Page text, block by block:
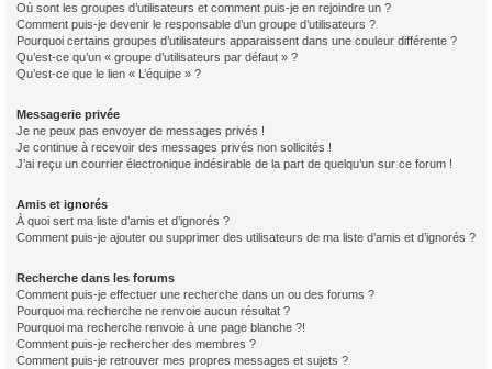
Où sont les groupes d’utilisateurs et comment puis-je en rejoindre un ?
Comment puis-je devenir le responsable d’un groupe d’utilisateurs ?
Pourquoi certains groupes d’utilisateurs apparaissent dans une couleur différente ?
Qu’est-ce qu’un « groupe d’utilisateurs par défaut » ?
Qu’est-ce que le lien « L’équipe » ?
Messagerie privée
Je ne peux pas envoyer de messages privés !
Je continue à recevoir des messages privés non sollicités !
J’ai reçu un courrier électronique indésirable de la part de quelqu’un sur ce forum !
Amis et ignorés
À quoi sert ma liste d’amis et d’ignorés ?
Comment puis-je ajouter ou supprimer des utilisateurs de ma liste d’amis et d’ignorés ?
Recherche dans les forums
Comment puis-je effectuer une recherche dans un ou des forums ?
Pourquoi ma recherche ne renvoie aucun résultat ?
Pourquoi ma recherche renvoie à une page blanche ?!
Comment puis-je rechercher des membres ?
Comment puis-je retrouver mes propres messages et sujets ?